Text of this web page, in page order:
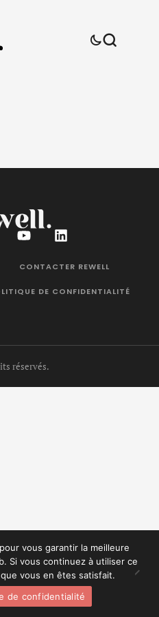
CONTACTER REWELL
DE CONFIDENTIALITÉ
réservés.
vous garantir la meilleure
Si vous continuez à utiliser ce
vous en êtes satisfait.
de confidentialité